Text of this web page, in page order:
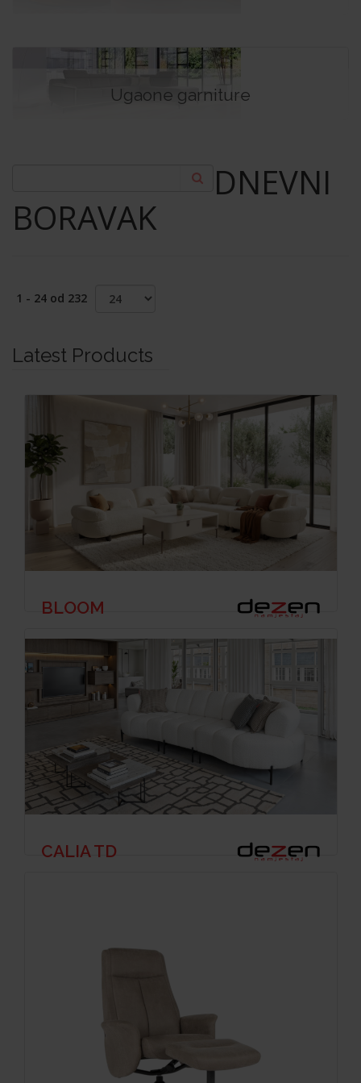
Ugaone garniture
DNEVNI
BORAVAK
1 - 24 od 232
Latest Products
BLOOM
CALIA TD